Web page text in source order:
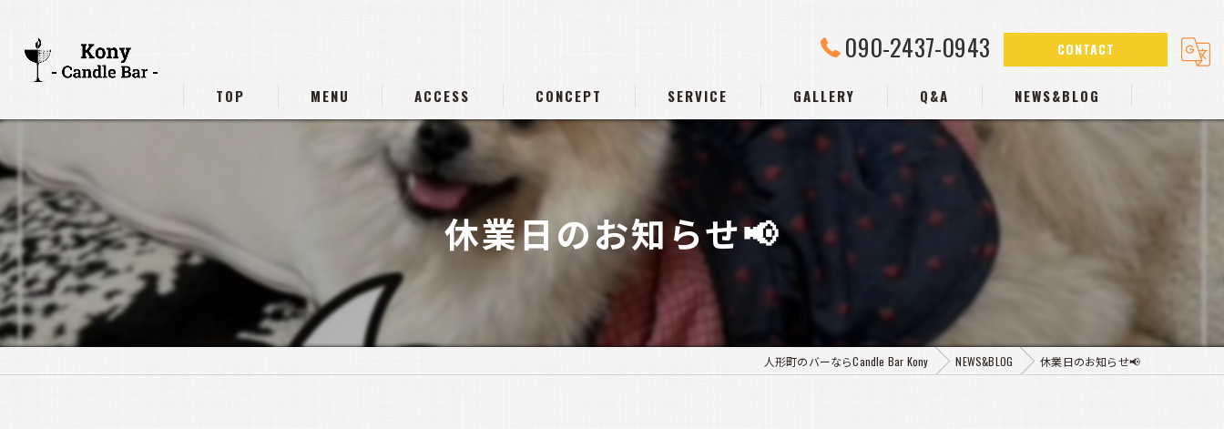
090-2437-0943 CONTACT
TOP MENU ACCESS CONCEPT SERVICE GALLERY Q&A NEWS&BLOG
休業日のお知らせ📢
人形町のバーならCandle Bar Kony NEWS&BLOG 休業日のお知らせ📢